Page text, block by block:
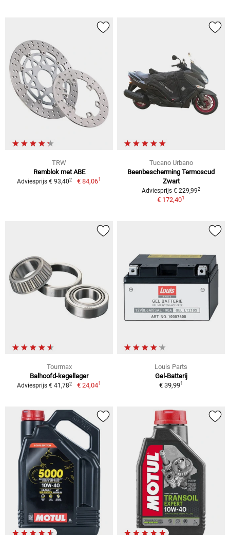
TRW
Remblok met ABE
Adviesprijs € 93,402 € 84,061
Tucano Urbano
Beenbescherming Termoscud
Zwart
Adviesprijs € 229,992
€ 172,401
Tourmax
Balhoofd-kegellager
Adviesprijs € 41,782 € 24,041
Louis Parts
Gel-Batterij
€ 39,991